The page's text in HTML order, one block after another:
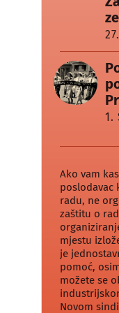
1.
Ako vam
poslodavac
radu, ne
zaštitu o
mjestu
je
pomoć,
možete se
Novom